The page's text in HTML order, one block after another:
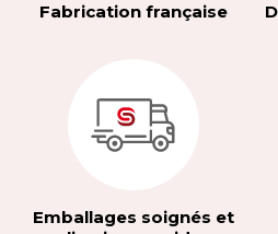
Fabrication française
Emballages soignés et